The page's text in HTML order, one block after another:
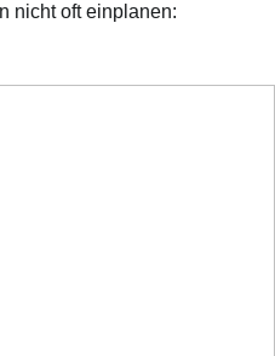
nicht oft einplanen: